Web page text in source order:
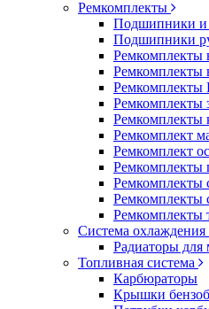
Ремкомплекты
Подшипники и
Подшипники
Ремкомплекты
Ремкомплекты
Ремкомплекты
Ремкомплекты
Ремкомплекты
Ремкомплект
Ремкомплект
Ремкомплекты
Ремкомплекты
Ремкомплекты
Ремкомплекты
Система охлаждения
Радиаторы для
Топливная система
Карбюраторы
Крышки